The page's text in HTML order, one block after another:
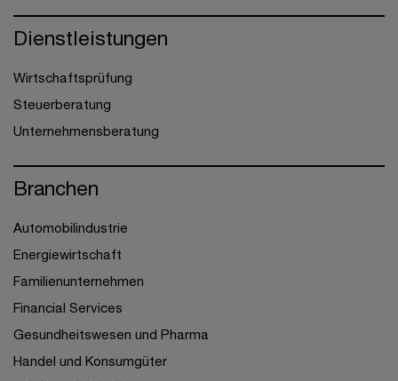
Dienstleistungen
Wirtschaftsprüfung
Steuerberatung
Unternehmensberatung
Branchen
Automobilindustrie
Energiewirtschaft
Familienunternehmen
Financial Services
Gesundheitswesen und Pharma
Handel und Konsumgüter